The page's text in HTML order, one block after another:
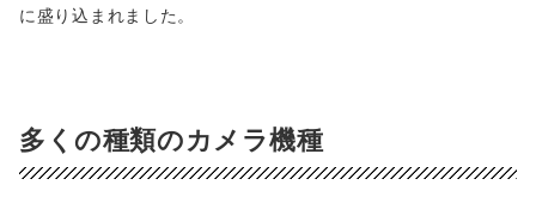
に盛り込まれました。
多くの種類のカメラ機種